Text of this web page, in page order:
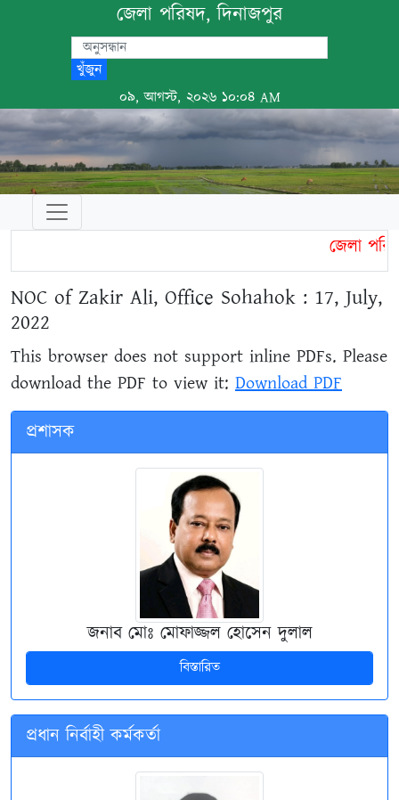
জেলা পরিষদ, দিনাজপুর
খুঁজুন
০৯, আগস্ট, ২০২৬ ১০:০৪ AM
জেলা
NOC of Zakir Ali, Office Sohahok : 17, July,
2022
This browser does not support inline PDFs. Please
download the PDF to view it: Download PDF
প্রশাসক
জনাব মোঃ মোফাজ্জল হোসেন দুলাল
বিস্তারিত
প্রধান নির্বাহী কর্মকর্তা